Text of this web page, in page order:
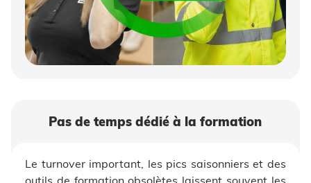
Pas de temps dédié à la formation
Le turnover important, les pics saisonniers et des